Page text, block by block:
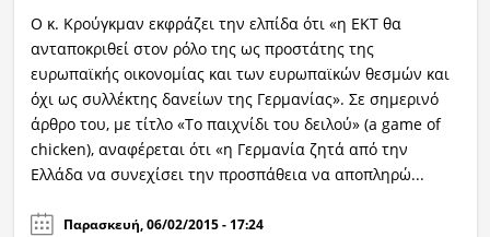
Ο κ. Κρούγκμαν εκφράζει την ελπίδα ότι «η ΕΚΤ θα
ανταποκριθεί στον ρόλο της ως προστάτης της
ευρωπαϊκής οικονομίας και των ευρωπαϊκών θεσμών και
όχι ως συλλέκτης δανείων της Γερμανίας». Σε σημερινό
άρθρο του, με τίτλο «Το παιχνίδι του δειλού» (a game of
chicken), αναφέρεται ότι «η Γερμανία ζητά από την
Ελλάδα να συνεχίσει την προσπάθεια να αποπληρώ...
Παρασκευή, 06/02/2015 - 17:24